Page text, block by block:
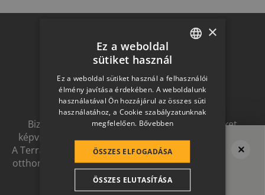
Megvan a tető?
Ne felejtsd el
a térburkolatot se!
Otthon a
jövőben
Biztonságot nyújtó, és magas esztétikai értéket
képviselő, egymással szinergiát alkotó megoldások.
A Terrán ernyőmárkának köszönhetően a harmonikus
otthon átfogó, egymásra épülő rendszerelemek révén
ölthet formát.
HUNGARIAN
SLOVAK
GERMAN
ROMANIAN
CROATIAN
SR
×
Ez a weboldal
sütiket használ
Ez a weboldal sütiket használ a felhasználói
élmény javítása érdekében. A weboldalunk
használatával Ön hozzájárul az összes süti
használatához, a Cookie szabályzatunknak
megfelelően. Bővebben
ÖSSZES ELFOGADÁSA
ÖSSZES ELUTASÍTÁSA